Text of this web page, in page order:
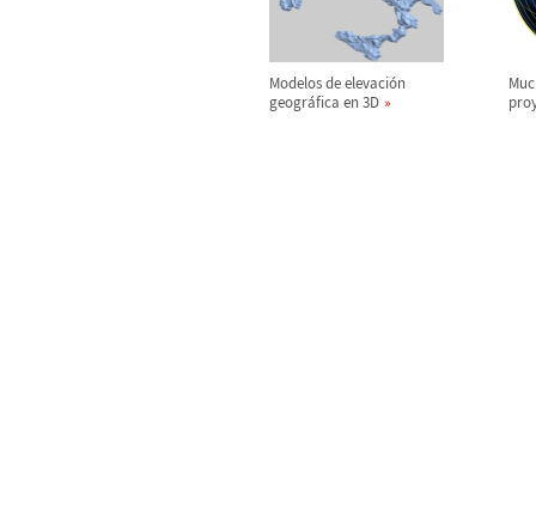
Modelos de elevación
geográfica en 3D